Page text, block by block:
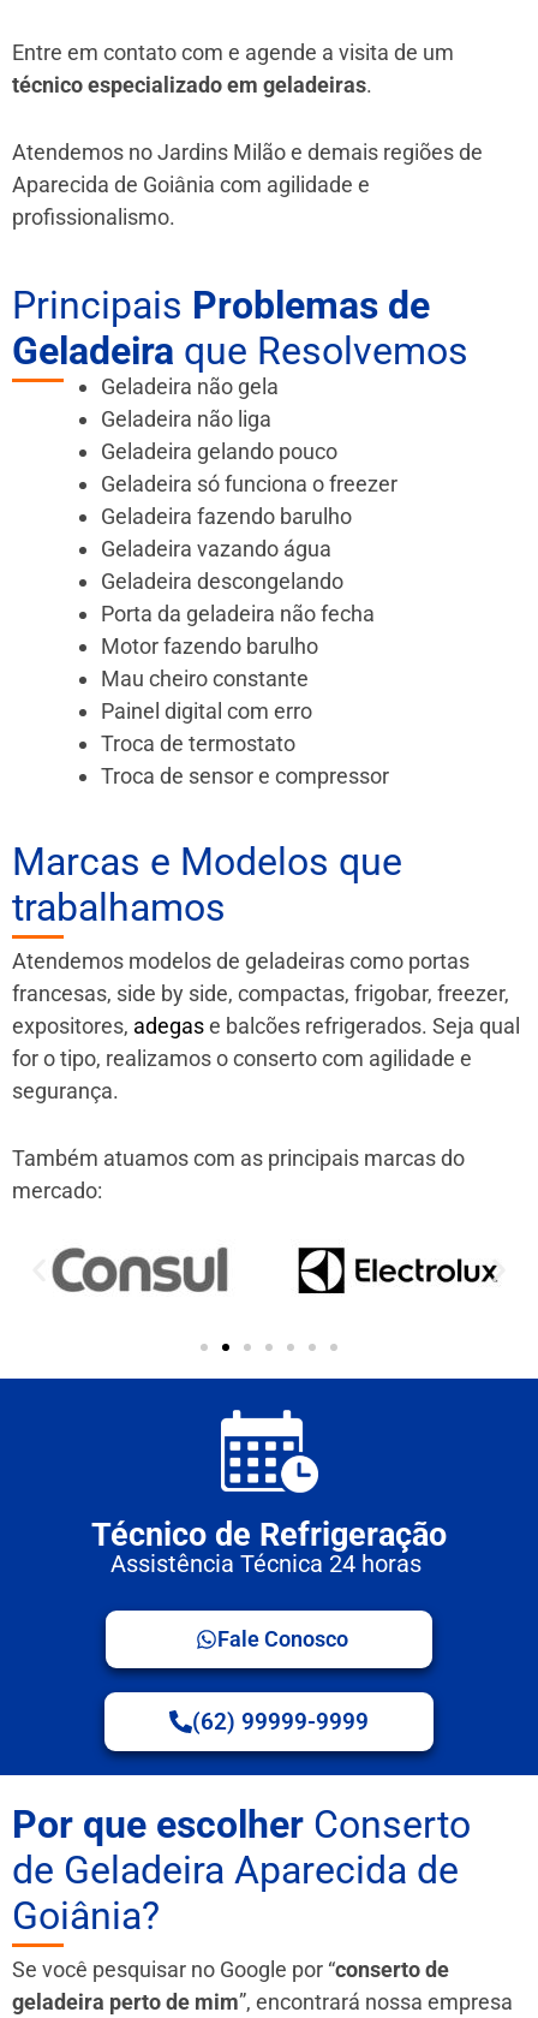
Entre em contato com e agende a visita de um
técnico especializado em geladeiras.
Atendemos no Jardins Milão e demais regiões de
Aparecida de Goiânia com agilidade e
profissionalismo.
Principais Problemas de
Geladeira que Resolvemos
Geladeira não gela
Geladeira não liga
Geladeira gelando pouco
Geladeira só funciona o freezer
Geladeira fazendo barulho
Geladeira vazando água
Geladeira descongelando
Porta da geladeira não fecha
Motor fazendo barulho
Mau cheiro constante
Painel digital com erro
Troca de termostato
Troca de sensor e compressor
Marcas e Modelos que
trabalhamos
Atendemos modelos de geladeiras como portas
francesas, side by side, compactas, frigobar, freezer,
expositores, adegase balcões refrigerados. Seja qual
for o tipo, realizamos o conserto com agilidade e
segurança.
Também atuamos com as principais marcas do
mercado:
Técnico de Refrigeração
Assistência Técnica 24 horas
Fale Conosco
(62) 99999-9999
Por que escolher Conserto
de Geladeira Aparecida de
Goiânia?
Se você pesquisar no Google por “conserto de
geladeira perto de mim”, encontrará nossa empresa